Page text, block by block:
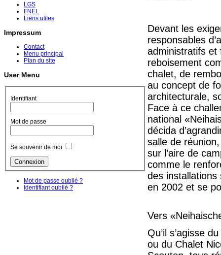
LGS
FNEL
Liens utiles
Impressum
Contact
Menu principal
Plan du site
User Menu
Identifiant
Mot de passe
Se souvenir de moi
Mot de passe oublié ?
Identifiant oublié ?
Devant les
responsables
administratifs et
reboisement
chalet, de
au concept de
architecturale,
Face à ce
national
décida
salle de
sur l’aire de
comme le
des
en 2002 et se
Vers
Qu’il s’agisse
ou du Chalet